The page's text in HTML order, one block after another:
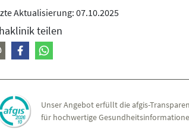
Aktualisierung: 07.10.2025
teilen
Unser Angebot erfüllt die afgis-
für hochwertige